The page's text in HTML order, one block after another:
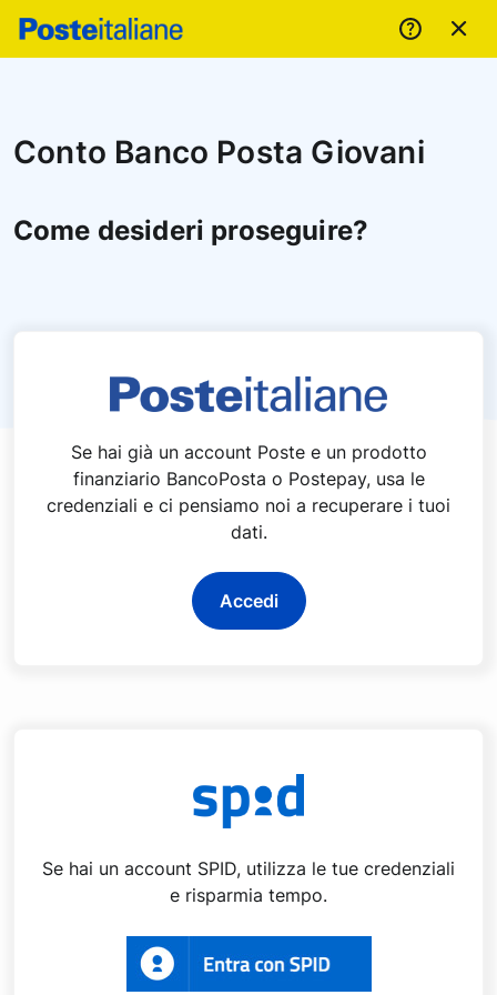
Conto Banco Posta Giovani
Come desideri proseguire?
Se hai già un account Poste e un prodotto
finanziario BancoPosta o Postepay, usa le
credenziali e ci pensiamo noi a recuperare i tuoi
dati.
Accedi
Se hai un account SPID, utilizza le tue credenziali
e risparmia tempo.